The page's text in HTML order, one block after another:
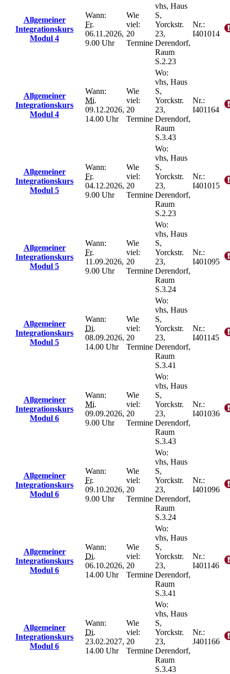
Allgemeiner
Integrationskurs
Modul 4
Wann:
Fr.
06.11.2026,
9.00 Uhr
Wie
viel:
20
Termine
vhs, Haus
S,
Yorckstr.
23,
Derendorf,
Raum
S.2.23
Nr.:
I401014
Allgemeiner
Integrationskurs
Modul 4
Wann:
Mi.
09.12.2026,
14.00 Uhr
Wie
viel:
20
Termine
Wo:
vhs, Haus
S,
Yorckstr.
23,
Derendorf,
Raum
S.3.43
Nr.:
I401164
Allgemeiner
Integrationskurs
Modul 5
Wann:
Fr.
04.12.2026,
9.00 Uhr
Wie
viel:
20
Termine
Wo:
vhs, Haus
S,
Yorckstr.
23,
Derendorf,
Raum
S.2.23
Nr.:
I401015
Allgemeiner
Integrationskurs
Modul 5
Wann:
Fr.
11.09.2026,
9.00 Uhr
Wie
viel:
20
Termine
Wo:
vhs, Haus
S,
Yorckstr.
23,
Derendorf,
Raum
S.3.24
Nr.:
I401095
Allgemeiner
Integrationskurs
Modul 5
Wann:
Di.
08.09.2026,
14.00 Uhr
Wie
viel:
20
Termine
Wo:
vhs, Haus
S,
Yorckstr.
23,
Derendorf,
Raum
S.3.41
Nr.:
I401145
Allgemeiner
Integrationskurs
Modul 6
Wann:
Mi.
09.09.2026,
9.00 Uhr
Wie
viel:
20
Termine
Wo:
vhs, Haus
S,
Yorckstr.
23,
Derendorf,
Raum
S.3.43
Nr.:
I401036
Allgemeiner
Integrationskurs
Modul 6
Wann:
Fr.
09.10.2026,
9.00 Uhr
Wie
viel:
20
Termine
Wo:
vhs, Haus
S,
Yorckstr.
23,
Derendorf,
Raum
S.3.24
Nr.:
I401096
Allgemeiner
Integrationskurs
Modul 6
Wann:
Di.
06.10.2026,
14.00 Uhr
Wie
viel:
20
Termine
Wo:
vhs, Haus
S,
Yorckstr.
23,
Derendorf,
Raum
S.3.41
Nr.:
I401146
Allgemeiner
Integrationskurs
Modul 6
Wann:
Di.
23.02.2027,
14.00 Uhr
Wie
viel:
20
Termine
Wo:
vhs, Haus
S,
Yorckstr.
23,
Derendorf,
Raum
S.3.43
Nr.:
J401166